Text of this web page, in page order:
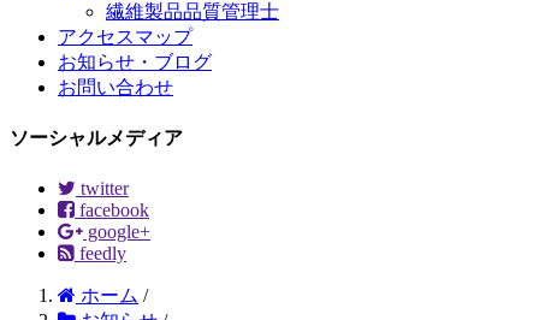
繊維製品品質管理士
アクセスマップ
お知らせ・ブログ
お問い合わせ
ソーシャルメディア
twitter
facebook
google+
feedly
ホーム /